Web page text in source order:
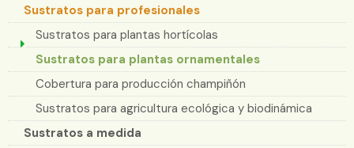
Sustratos para profesionales
Sustratos para plantas hortícolas
Sustratos para plantas ornamentales
Cobertura para producción champiñón
Sustratos para agricultura ecológica y biodinámica
Sustratos a medida